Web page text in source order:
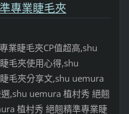
專業睫毛夾
業睫毛夾CP值超高,shu
毛夾使用心得,shu
毛夾分享文,shu uemura
,shu uemura 植村秀 絕翹
植村秀 絕翹精準專業睫